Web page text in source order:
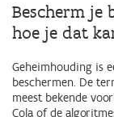
Bescherm je
hoe je dat
Geheimhouding is
beschermen. De
meest bekende
Cola of de